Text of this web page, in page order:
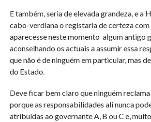
E também, seria de elevada grandeza, e a
cabo-verdiana o registaria de certeza com
aparecesse neste momento algum antigo
aconselhando os actuais a assumir essa
que não é de ninguém em particular, mas
do Estado.
Deve ficar bem claro que ninguém
porque as responsabilidades ali nunca
atribuídas ao governante A, B ou C e,